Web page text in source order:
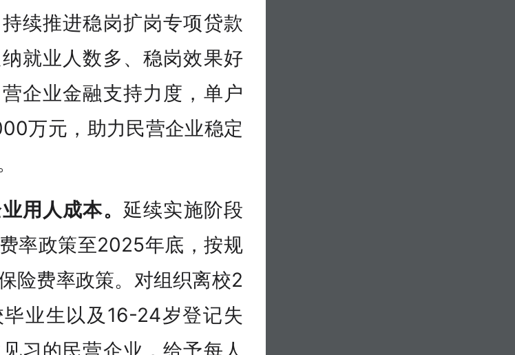
续推进稳岗扩岗专项贷款
就业人数多、稳岗效果好
企业金融支持力度，单户
万元，助力民营企业稳定
用人成本。 延续实施阶段
率政策至2025年底，按规
险费率政策。对组织离校2
业生以及16-24岁登记失
习的民营企业，给予每人